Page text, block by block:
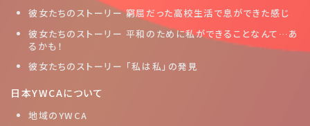
彼女たちのストーリー 窮屈だった高校生活で息ができた感じ
彼女たちのストーリー 平和のために私ができることなんて…あ
るかも！
彼女たちのストーリー 「私は私」の発見
日本YWCAについて
地域のYWCA